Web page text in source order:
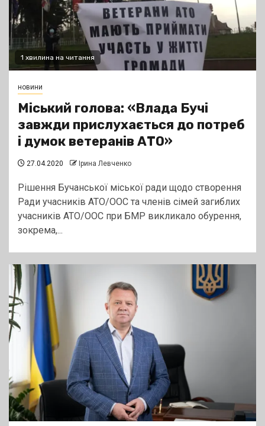
1 хвилина на читання
новини
Міський голова: «Влада Бучі
завжди прислухається до потреб
і думок ветеранів АТО»
27.04.2020 Ірина Левченко
Рішення Бучанської міської ради щодо створення
Ради учасників АТО/ООС та членів сімей загиблих
учасників АТО/ООС при БМР викликало обурення,
зокрема,...